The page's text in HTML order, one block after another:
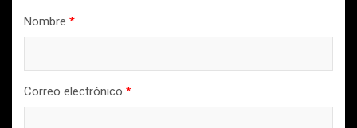
Nombre *
Correo electrónico *